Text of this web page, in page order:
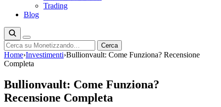
Trading
Blog
Cerca Cerca
Home›Investimenti›Bullionvault: Come Funziona? Recensione
Completa
Bullionvault: Come Funziona?
Recensione Completa